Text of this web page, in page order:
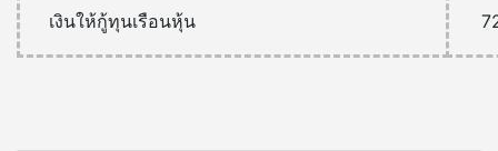
เงินให้กู้ทุนเรือนหุ้น